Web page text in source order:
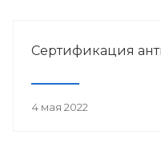
Сертификация
4 мая 2022